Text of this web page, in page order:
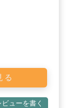
る
ビューを書く